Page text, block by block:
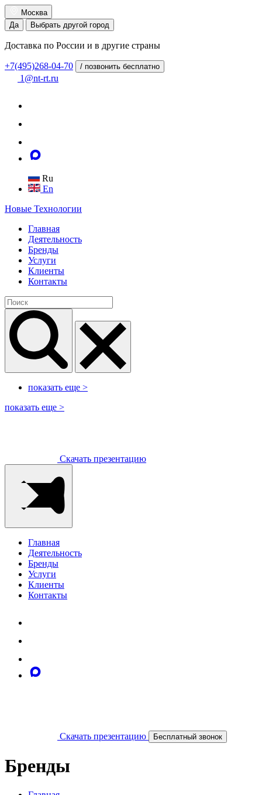
Москва
Да
Выбрать другой город
Доставка по России и в другие страны
+7(495)268-04-70 / позвонить бесплатно
1@nt-rt.ru
Ru
En
Новые Технологии
Главная
Деятельность
Бренды
Услуги
Клиенты
Контакты
показать еще >
показать еще >
Скачать презентацию
Главная
Деятельность
Бренды
Услуги
Клиенты
Контакты
Скачать презентацию Бесплатный звонок
Бренды